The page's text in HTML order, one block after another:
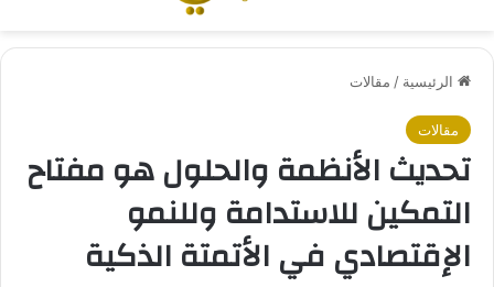
الرئيسية / مقالات
مقالات
تحديث الأنظمة والحلول هو مفتاح
التمكين للاستدامة وللنمو
الإقتصادي في الأتمتة الذكية